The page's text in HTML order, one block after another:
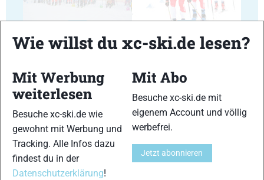
15 16
Wie willst du xc-ski.de lesen?
Mit Werbung
weiterlesen
Besuche xc-ski.de wie
gewohnt mit Werbung und
Tracking. Alle Infos dazu
findest du in der
Datenschutzerklärung!
Mit Abo
Besuche xc-ski.de mit
eigenem Account und völlig
werbefrei.
Jetzt abonnieren